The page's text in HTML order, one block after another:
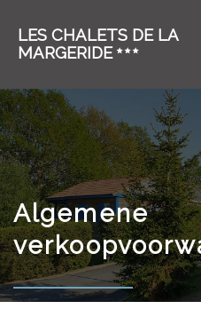
LES CHALETS DE LA
MARGERIDE
Algemene